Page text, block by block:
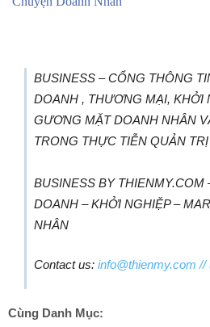
BUSINESS – CỔNG THÔNG
DOANH , THƯƠNG MẠI, KHỞI
GƯƠNG MẶT DOANH NHÂN
TRONG THỰC TIỄN QUẢN
BUSINESS BY THIENMY.COM
DOANH – KHỞI NGHIỆP –
NHÂN
Contact us: info@thienmy.com //
Cùng Danh Mục: